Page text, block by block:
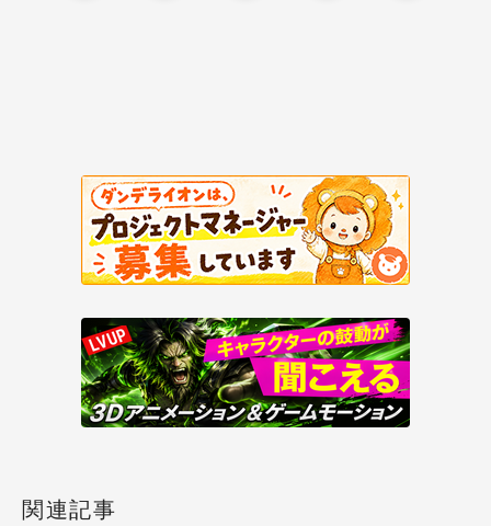
関連記事